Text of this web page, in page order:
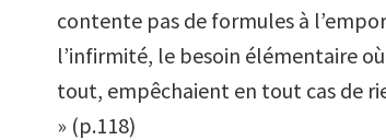
contente pas de formules à
l’infirmité, le besoin élémentaire
tout, empêchaient en tout cas de
» (p.118)